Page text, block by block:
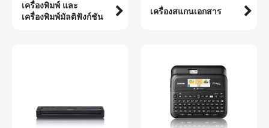
เครื่องพิมพ์ และ
เครื่องพิมพ์มัลติฟังก์ชัน
เครื่องสแกนเอกสาร